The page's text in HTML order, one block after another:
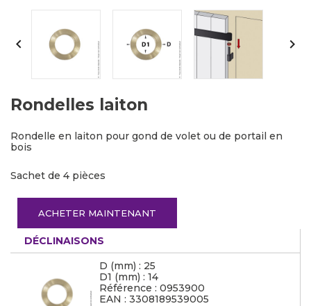
 
Rondelles laiton
Rondelle en laiton pour gond de volet ou de portail en
bois
Sachet de 4 pièces
ACHETER MAINTENANT
DÉCLINAISONS
D (mm) : 25
D1 (mm) : 14
Référence : 0953900
EAN : 3308189539005